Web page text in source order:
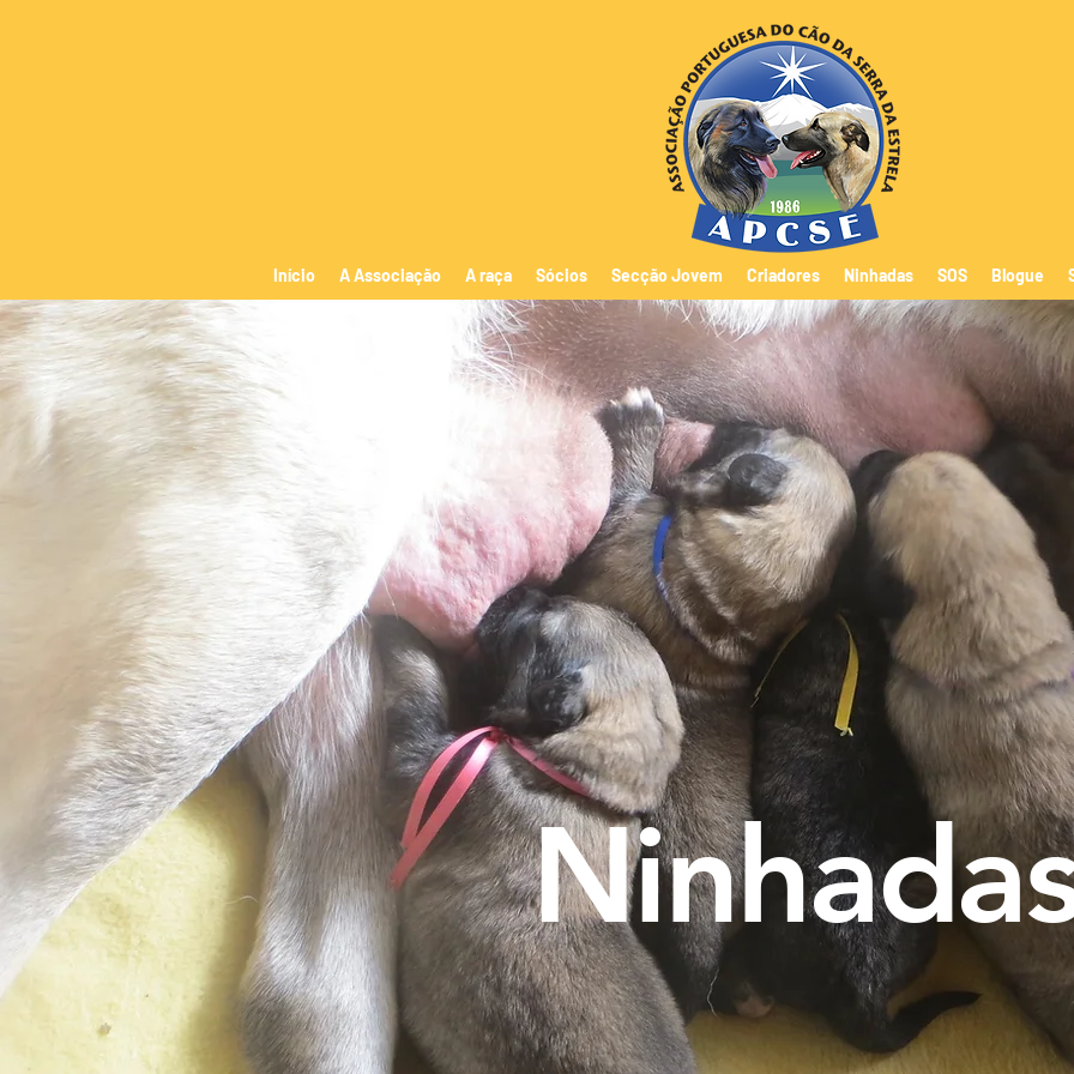
Início A Associação A raça Sócios Secção Jovem Criadores Ninhadas SOS Blogue